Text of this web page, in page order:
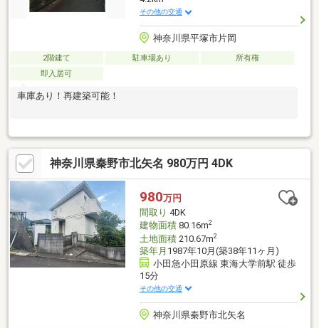
その他の交通
神奈川県平塚市片岡
2階建て 駐車場あり
所有権
即入居可
車庫あり！再建築可能！
神奈川県秦野市北矢名 980万円 4DK
980万円
間取り 4DK
建物面積80.16m2
土地面積210.67m2
築年月 1987年10月(築38年11ヶ月)
小田急小田原線 東海大学前駅 徒歩
15分
その他の交通
神奈川県秦野市北矢名